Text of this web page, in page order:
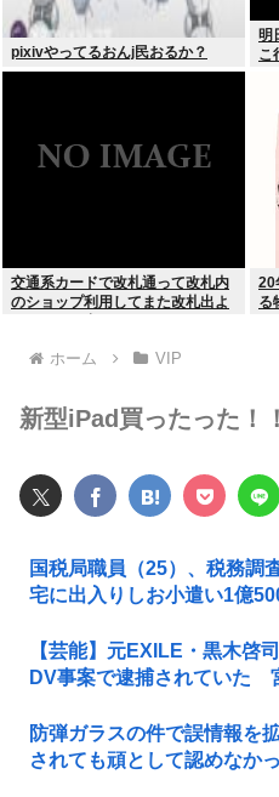
pixivやってるおんj民おるか？
明
こ
交通系カードで改札通って改札内
のショップ利用してまた改札出よ
20
る
ホーム VIP
新型iPad買ったった！
国税局職員（25）、税務調
宅に出入りしお小遣い1億
【芸能】元EXILE・黒木啓
DV事案で逮捕されていた
防弾ガラスの件で誤情報を
されても頑として認めな